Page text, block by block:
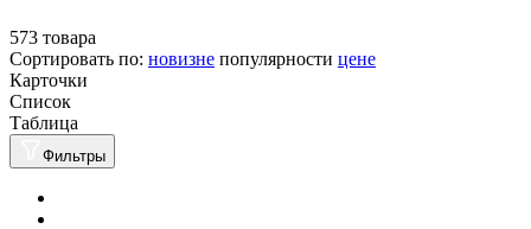
573 товара
Сортировать по: новизне популярности цене
Карточки
Список
Таблица
Фильтры